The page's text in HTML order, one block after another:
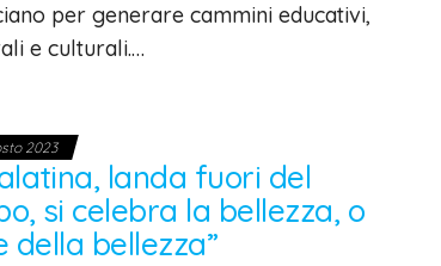
per generare cammini educativi,
e culturali.…
2023
landa fuori del
si celebra la bellezza, o
della bellezza”